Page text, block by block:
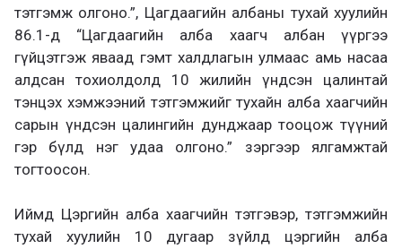
тэтгэмж олгоно.”, Цагдаагийн албаны тухай хуулийн
86.1-д “Цагдаагийн алба хаагч албан үүргээ
гүйцэтгэж яваад гэмт халдлагын улмаас амь насаа
алдсан тохиолдолд 10 жилийн үндсэн цалинтай
тэнцэх хэмжээний тэтгэмжийг тухайн алба хаагчийн
сарын үндсэн цалингийн дунджаар тооцож түүний
гэр бүлд нэг удаа олгоно.” зэргээр ялгамжтай
тогтоосон.
Иймд Цэргийн алба хаагчийн тэтгэвэр, тэтгэмжийн
тухай хуулийн 10 дугаар зүйлд цэргийн алба